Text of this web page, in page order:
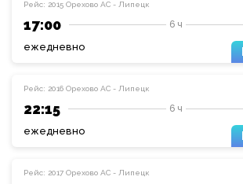
17:00
Рейс: 2015 Орехово АС - Липецк
6 ч
ежедневно
22:15
Рейс: 2016 Орехово АС - Липецк
6 ч
ежедневно
Рейс: 2017 Орехово АС - Липецк